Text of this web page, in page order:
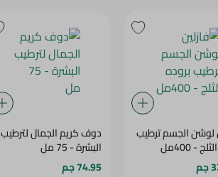
لوشن الجسم ترطيب
- 400مل
دوف كريم الجمال لترطيب
البشرة - 75 مل
74.95 جم